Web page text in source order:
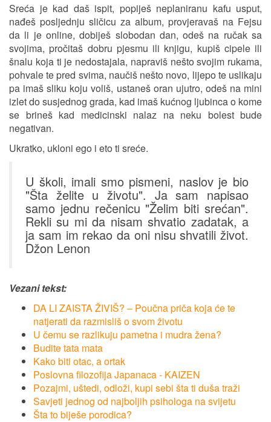
Sreća je kad daš ispit, popiješ neplaniranu kafu usput,
nađeš posljednju sličicu za album, provjeravaš na Fejsu
da li je online, dobiješ slobodan dan, odeš na ručak sa
svojima, pročitaš dobru pjesmu ili knjigu, kupiš cipele ili
šnalu koja ti je nedostajala, napraviš nešto svojim rukama,
pohvale te pred svima, naučiš nešto novo, lijepo te uslikaju
pa imaš sliku koju voliš, ustaneš oran ujutro, odeš na mini
izlet do susjednog grada, kad imaš kućnog ljubinca o kome
se brineš kad medicinski nalaz na neku bolest bude
negativan.
Ukratko, ukloni ego i eto ti sreće.
U školi, imali smo pismeni, naslov je bio
"Šta želite u životu". Ja sam napisao
samo jednu rečenicu "Želim biti srećan".
Rekli su mi da nisam shvatio zadatak, a
ja sam im rekao da oni nisu shvatili život.
Džon Lenon
Vezani tekst:
DA LI ZAISTA ŽIVIŠ? – Poučna priča koja će te
natjerati da razmisliš o svom životu
U čemu se razlikuju pametna i mudra žena?
Budite tata mata
Kako biti otac, a ortak
Poslovna filozofija Japanaca - KAIZEN
Pozajmi, uštedi, odloži, kupi sebi šta ti duša traži
Savjeti jednog od najboljih psihologa na svijetu
Šta to biješe porodica?